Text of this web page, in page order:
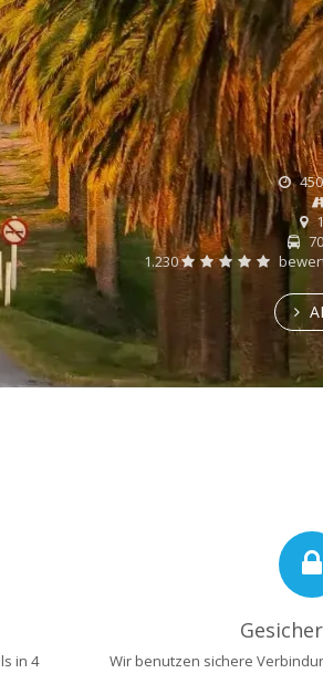
ómnibus
1.230
in 4
Wir benutzen sichere